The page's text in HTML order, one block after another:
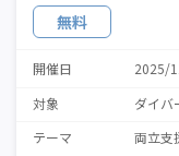
無料
開催日
2025/
対象
ダイバ
テーマ
両立支